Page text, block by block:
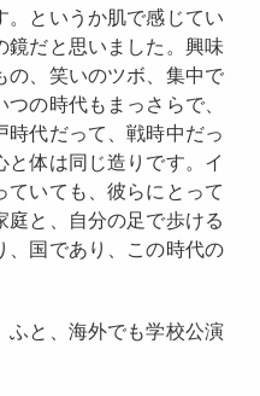
というか肌で感じてい
鏡だと思いました。興味
の、笑いのツボ、集中で
の時代もまっさらで、
代だって、戦時中だっ
体は同じ造りです。イ
ていても、彼らにとって
庭と、自分の足で歩ける
、国であり、この時代の
ふと、海外でも学校公演